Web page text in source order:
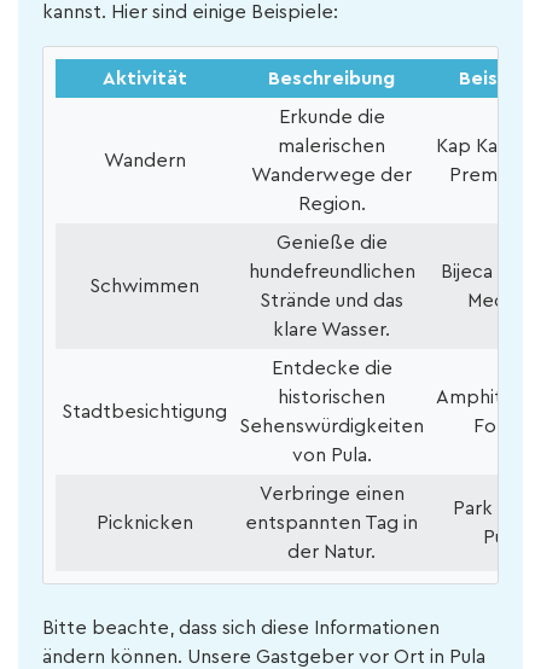
kannst. Hier sind einige Beispiele:
Aktivität Beschreibung
Wandern
Erkunde die
malerischen
Wanderwege der
Region.
Kap
Schwimmen
Genieße die
hundefreundlichen
Strände und das
klare Wasser.
Bijeca
Medulin
Stadtbesichtigung
Entdecke die
historischen
Sehenswürdigkeiten
von Pula.
Forum
Picknicken
Verbringe einen
entspannten Tag in
der Natur.
Park
Pula
Bitte beachte, dass sich diese Informationen
ändern können. Unsere Gastgeber vor Ort in Pula